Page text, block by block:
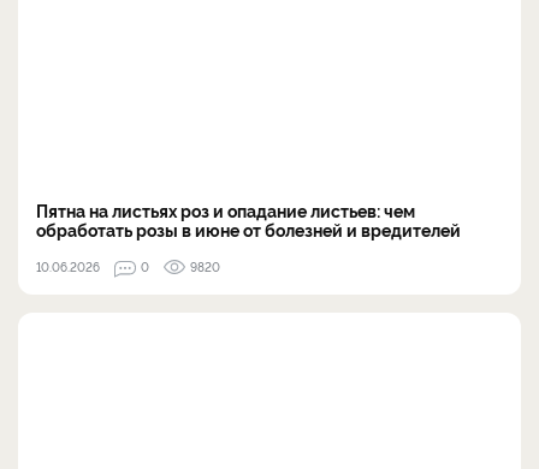
Пятна на листьях роз и опадание листьев: чем
обработать розы в июне от болезней и вредителей
10.06.2026 0 9820